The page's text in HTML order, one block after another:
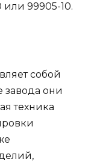
99905-10.
собой
завода они
техника